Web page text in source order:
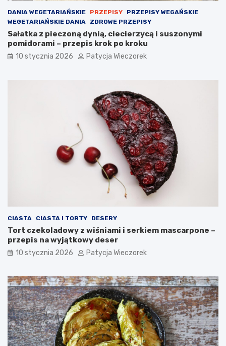
DANIA WEGETARIAŃSKIE PRZEPISY
PRZEPISY WEGAŃSKIE
WEGETARIAŃSKIE DANIA
ZDROWE PRZEPISY
Sałatka z pieczoną dynią, ciecierzycą i suszonymi
pomidorami – przepis krok po kroku
10 stycznia 2026 Patycja Wieczorek
CIASTA CIASTA I TORTY DESERY
Tort czekoladowy z wiśniami i serkiem mascarpone –
przepis na wyjątkowy deser
10 stycznia 2026 Patycja Wieczorek